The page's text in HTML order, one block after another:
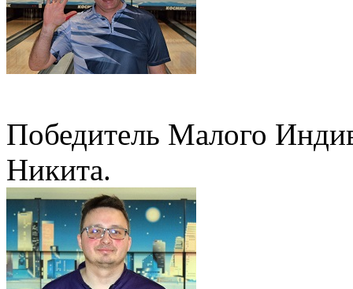
Победитель Малого
Никита.